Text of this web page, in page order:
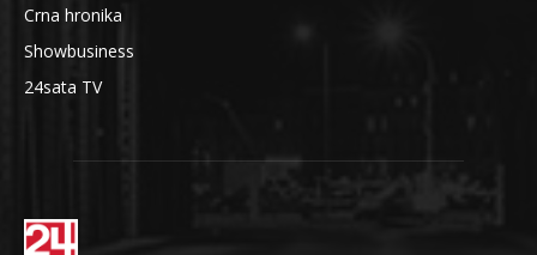
Crna hronika
Showbusiness
24sata TV